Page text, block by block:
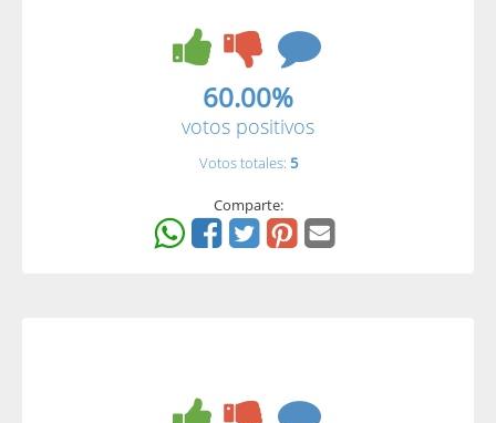
60.00%
votos positivos
Votos totales: 5
Comparte: